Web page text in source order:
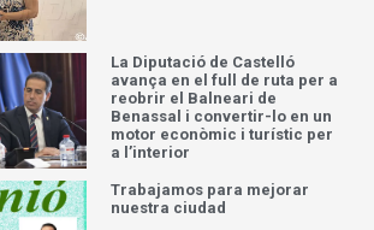
La Diputació de Castelló
avança en el full de ruta per a
reobrir el Balneari de
Benassal i convertir-lo en un
motor econòmic i turístic per
a l’interior
Trabajamos para mejorar
nuestra ciudad